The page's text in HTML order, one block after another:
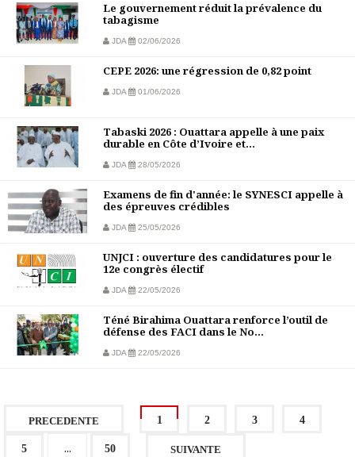
Le gouvernement réduit la prévalence du
tabagisme
JDA 02/06/2026
CEPE 2026: une régression de 0,82 point
JDA 01/06/2026
Tabaski 2026 : Ouattara appelle à une paix
durable en Côte d’Ivoire et...
JDA 28/05/2026
Examens de fin d'année: le SYNESCI appelle à
des épreuves crédibles
JDA 25/05/2026
UNJCI : ouverture des candidatures pour le
12e congrès électif
JDA 22/05/2026
Téné Birahima Ouattara renforce l’outil de
défense des FACI dans le No...
JDA 22/05/2026
PRECEDENTE 1 2 3 4
5 ... 50 SUIVANTE